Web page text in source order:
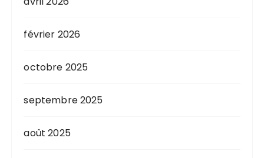
février 2026
octobre 2025
septembre 2025
août 2025